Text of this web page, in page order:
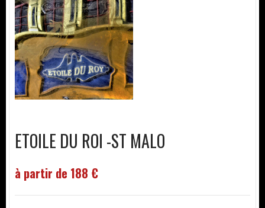
ETOILE DU ROI -ST MALO
à partir de 188 €